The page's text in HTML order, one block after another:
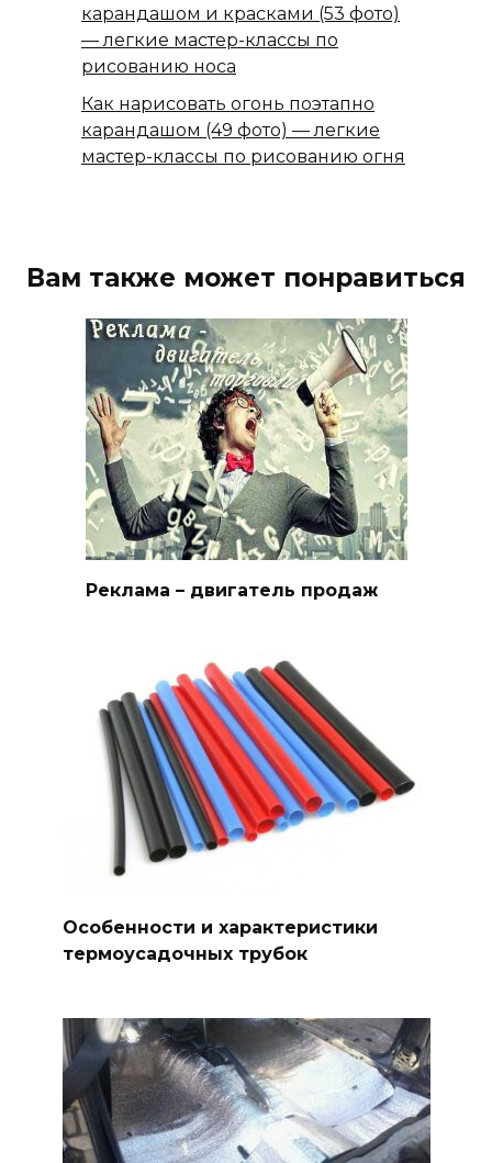
карандашом и красками (53 фото)
— легкие мастер-классы по
рисованию носа
Как нарисовать огонь поэтапно
карандашом (49 фото) — легкие
мастер-классы по рисованию огня
Вам также может понравиться
Реклама – двигатель продаж
Особенности и характеристики
термоусадочных трубок